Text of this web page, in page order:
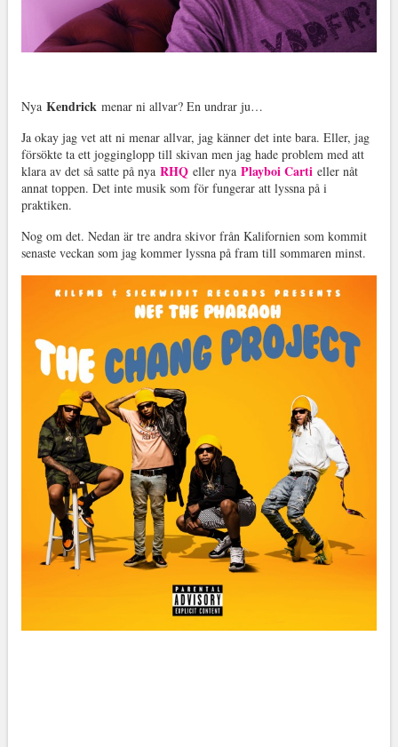
Nya Kendrick menar ni allvar? En undrar ju…
Ja okay jag vet att ni menar allvar, jag känner det inte bara. Eller, jag
försökte ta ett jogginglopp till skivan men jag hade problem med att
klara av det så satte på nya RHQ eller nya Playboi Carti eller nåt
annat toppen. Det inte musik som för fungerar att lyssna på i
praktiken.
Nog om det. Nedan är tre andra skivor från Kalifornien som kommit
senaste veckan som jag kommer lyssna på fram till sommaren minst.